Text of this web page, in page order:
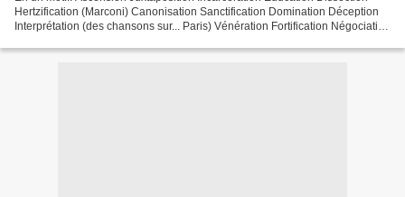
Hertzification (Marconi) Canonisation Sanctification Domination Déception
Interprétation (des chansons sur... Paris) Vénération Fortification Négociation